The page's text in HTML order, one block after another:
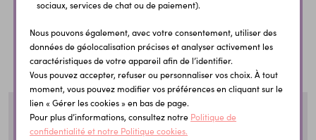
← Précédent 2 4
Suivant →
sociaux, services de chat ou de paiement).
Nous pouvons également, avec votre consentement, utiliser des
données de géolocalisation précises et analyser activement les
caractéristiques de votre appareil afin de l’identifier.
Vous pouvez accepter, refuser ou personnaliser vos choix. À tout
moment, vous pouvez modifier vos préférences en cliquant sur le
lien « Gérer les cookies » en bas de page.
Pour plus d’informations, consultez notre Politique de
confidentialité et notre Politique cookies.